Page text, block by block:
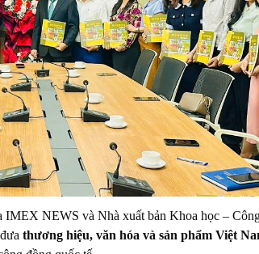
IMEX NEWS và Nhà xuất bản Khoa học –
thương hiệu, văn hóa và sản phẩm Việt